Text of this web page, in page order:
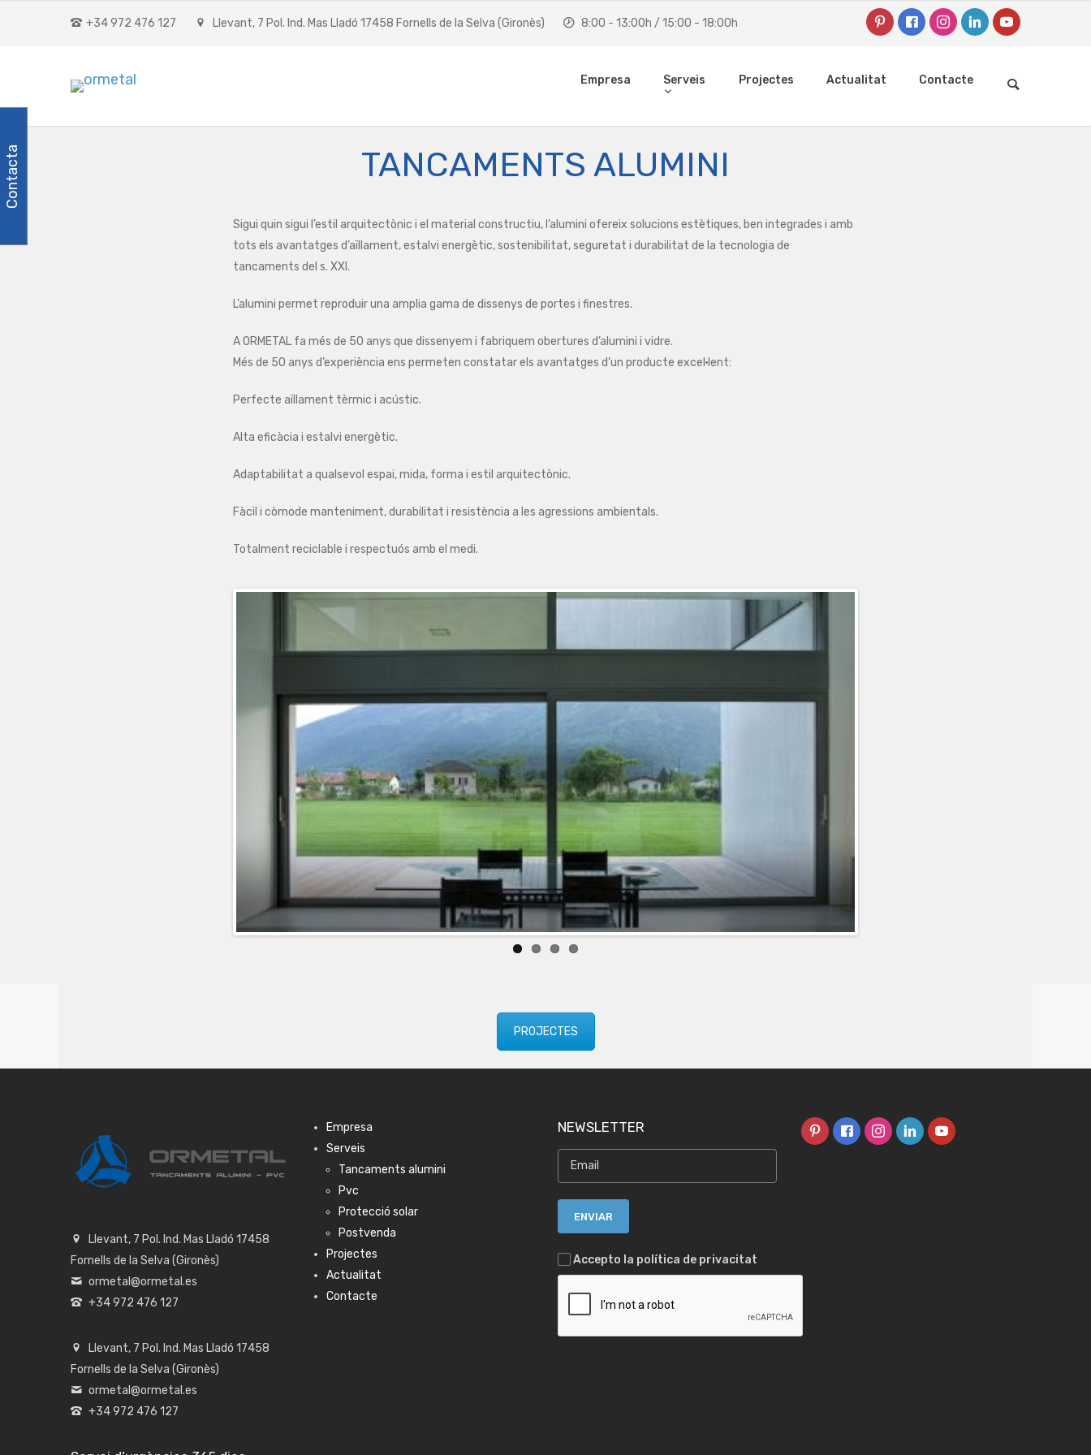
+34 972 476 127 Llevant, 7 Pol. Ind. Mas Lladó 17458 Fornells de la Selva (Gironès) 8:00 - 13:00h / 15:00 - 18:00h
Empresa Serveis Projectes Actualitat Contacte
TANCAMENTS ALUMINI
Sigui quin sigui l’estil arquitectònic i el material constructiu, l’alumini ofereix solucions estètiques, ben integrades i amb
tots els avantatges d’aïllament, estalvi energètic, sostenibilitat, seguretat i durabilitat de la tecnologia de
tancaments del s. XXI.
L’alumini permet reproduir una amplia gama de dissenys de portes i finestres.
A ORMETAL fa més de 50 anys que dissenyem i fabriquem obertures d’alumini i vidre.
Més de 50 anys d’experiència ens permeten constatar els avantatges d’un producte excel·lent:
Perfecte aïllament tèrmic i acústic.
Alta eficàcia i estalvi energètic.
Adaptabilitat a qualsevol espai, mida, forma i estil arquitectònic.
Fàcil i còmode manteniment, durabilitat i resistència a les agressions ambientals.
Totalment reciclable i respectuós amb el medi.
PROJECTES
Llevant, 7 Pol. Ind. Mas Lladó 17458
Fornells de la Selva (Gironès)
ormetal@ormetal.es
+34 972 476 127
Llevant, 7 Pol. Ind. Mas Lladó 17458
Fornells de la Selva (Gironès)
ormetal@ormetal.es
+34 972 476 127
Empresa
Serveis
Tancaments alumini
Pvc
Protecció solar
Postvenda
Projectes
Actualitat
Contacte
NEWSLETTER
Accepto la política de privacitat
Contacta